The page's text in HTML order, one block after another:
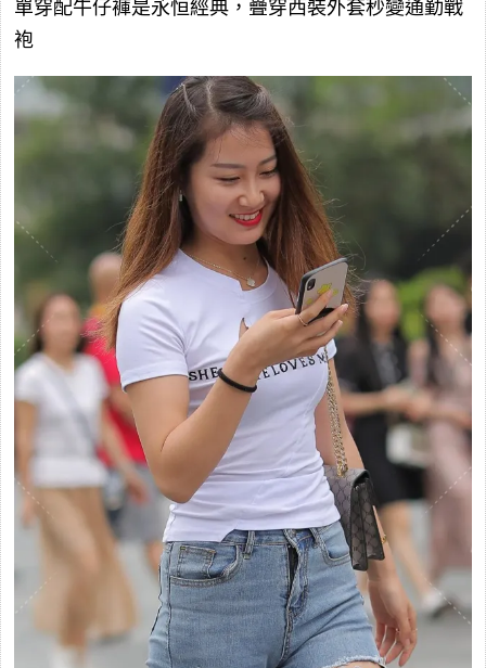
單穿配牛仔褲是永恒經典，疊穿西裝外套秒變通勤戰
袍